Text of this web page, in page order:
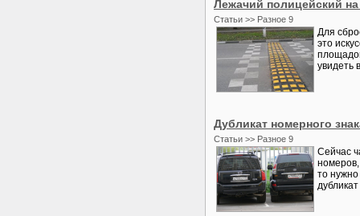
Лежачий полицейский
Статьи >> Разное 9
Для
это
увидеть
Дубликат номерного
Статьи >> Разное 9
Сейчас
то нужно